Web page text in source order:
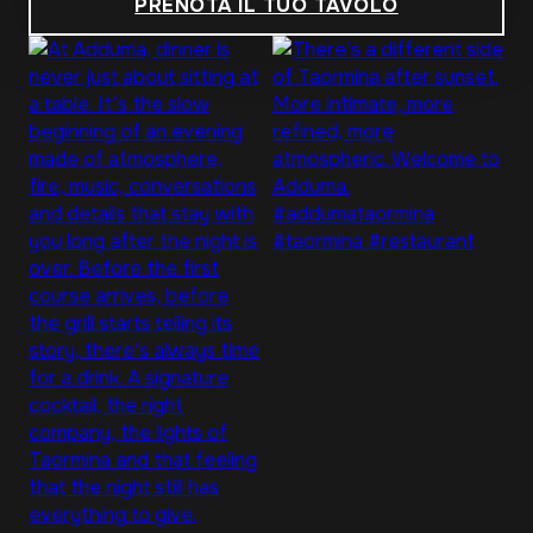
PRENOTA IL TUO TAVOLO